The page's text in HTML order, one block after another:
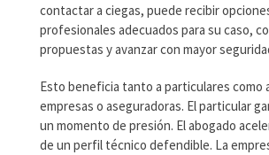
contactar a ciegas, puede recibir
profesionales adecuados para su caso,
propuestas y avanzar con mayor
Esto beneficia tanto a particulares como
empresas o aseguradoras. El particular
un momento de presión. El abogado
de un perfil técnico defendible. La